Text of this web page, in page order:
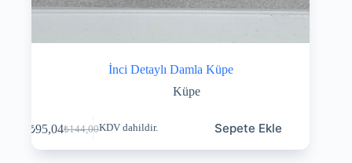
İnci Detaylı Damla Küpe
Küpe
₺144,00
₺95,04 KDV dahildir. Sepete Ekle